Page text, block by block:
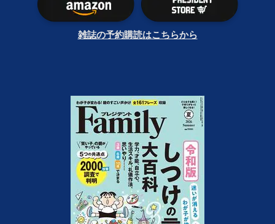
雑誌の予約購読はこちらから